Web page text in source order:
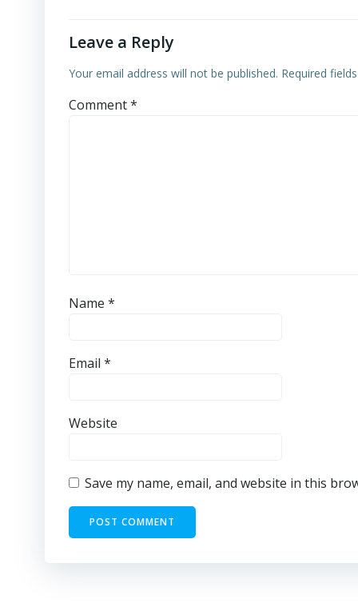
Leave a Reply
Your email address will not be published. Required
Comment*
Name *
Email *
Website
Save my name, email, and website in this